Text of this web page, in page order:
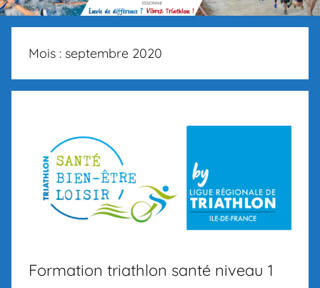
Mois : septembre 2020
Formation triathlon santé niveau 1